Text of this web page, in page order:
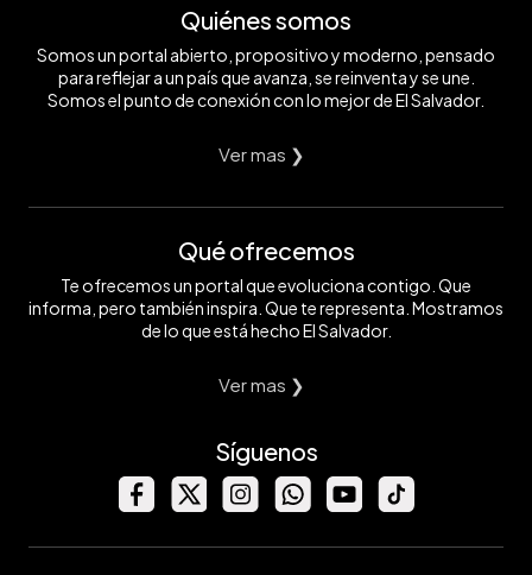
Quiénes somos
Somos un portal abierto, propositivo y moderno, pensado
para reflejar a un país que avanza, se reinventa y se une.
Somos el punto de conexión con lo mejor de El Salvador.
Ver mas ❯
Qué ofrecemos
Te ofrecemos un portal que evoluciona contigo. Que
informa, pero también inspira. Que te representa. Mostramos
de lo que está hecho El Salvador.
Ver mas ❯
Síguenos